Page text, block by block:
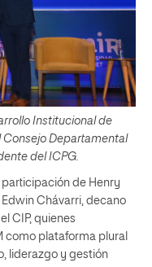
Institucional de
Consejo Departamental
del ICPG.
de Henry
Chávarri, decano
CIP, quienes
como plataforma plural
liderazgo y gestión